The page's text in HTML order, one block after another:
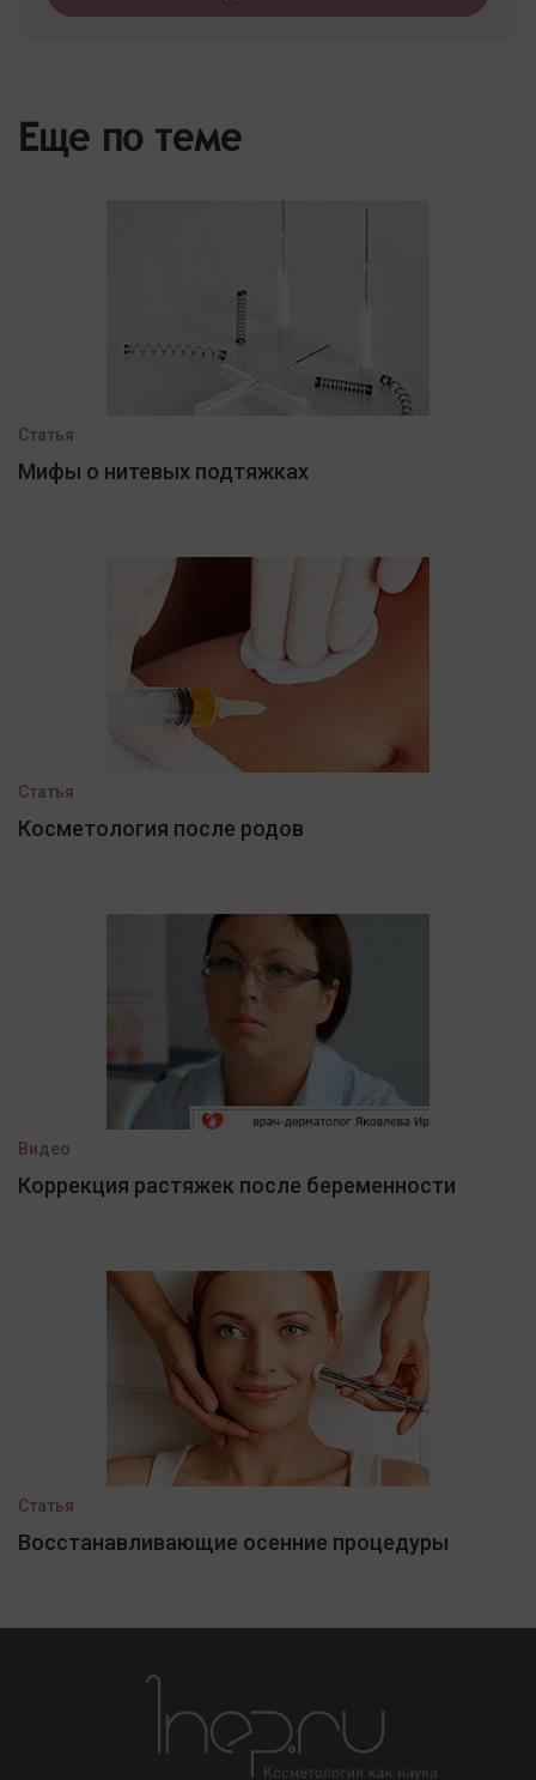
Еще по теме
Статья
Мифы о нитевых подтяжках
Статья
Косметология после родов
Видео
Коррекция растяжек после беременности
Статья
Восстанавливающие осенние процедуры